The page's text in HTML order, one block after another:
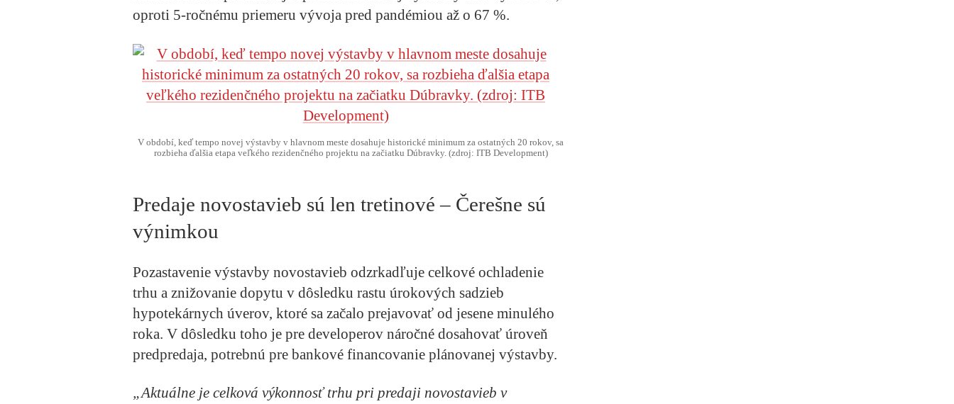
oproti 5-ročnému priemeru vývoja pred pandémiou až o 67 %.
V období, keď tempo novej výstavby v hlavnom meste dosahuje historické minimum za ostatných 20 rokov, sa
rozbieha ďalšia etapa veľkého rezidenčného projektu na začiatku Dúbravky. (zdroj: ITB Development)
Predaje novostavieb sú len tretinové – Čerešne sú
výnimkou
Pozastavenie výstavby novostavieb odzrkadľuje celkové ochladenie
trhu a znižovanie dopytu v dôsledku rastu úrokových sadzieb
hypotekárnych úverov, ktoré sa začalo prejavovať od jesene minulého
roka. V dôsledku toho je pre developerov náročné dosahovať úroveň
predpredaja, potrebnú pre bankové financovanie plánovanej výstavby.
„Aktuálne je celková výkonnosť trhu pri predaji novostavieb v